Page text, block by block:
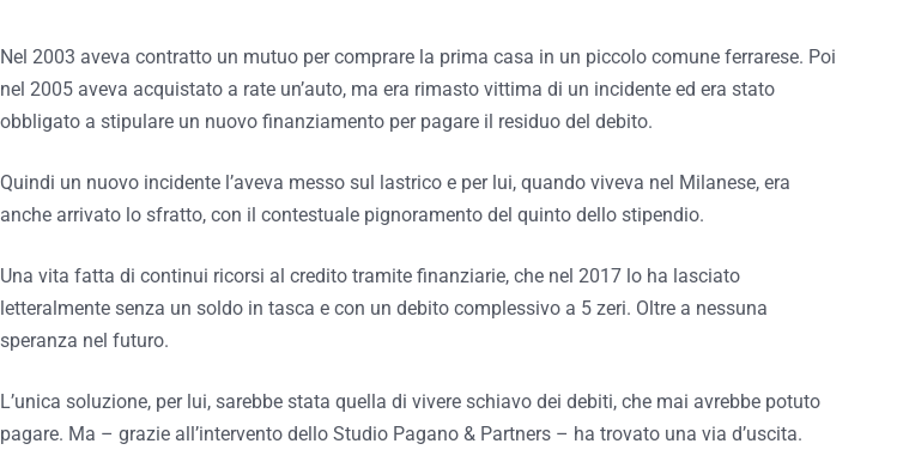
Nel 2003 aveva contratto un mutuo per comprare la prima casa in un piccolo comune ferrarese. Poi
nel 2005 aveva acquistato a rate un’auto, ma era rimasto vittima di un incidente ed era stato
obbligato a stipulare un nuovo finanziamento per pagare il residuo del debito.
Quindi un nuovo incidente l’aveva messo sul lastrico e per lui, quando viveva nel Milanese, era
anche arrivato lo sfratto, con il contestuale pignoramento del quinto dello stipendio.
Una vita fatta di continui ricorsi al credito tramite finanziarie, che nel 2017 lo ha lasciato
letteralmente senza un soldo in tasca e con un debito complessivo a 5 zeri. Oltre a nessuna
speranza nel futuro.
L’unica soluzione, per lui, sarebbe stata quella di vivere schiavo dei debiti, che mai avrebbe potuto
pagare. Ma – grazie all’intervento dello Studio Pagano & Partners – ha trovato una via d’uscita.